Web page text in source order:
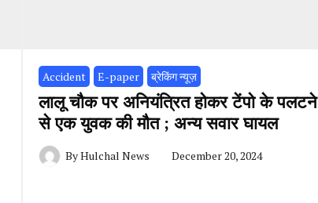
Accident E-paper ब्रेकिंग न्यूज़
लालू चौक पर अनियंत्रित होकर टेंपो के पलटने
से एक युवक की मौत ; अन्य सवार घायल
ByHulchal News December 20, 2024